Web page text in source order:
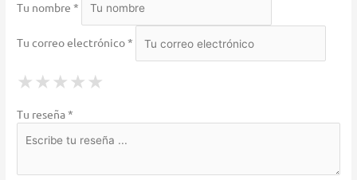
Tu nombre *
Tu correo electrónico *
★ 1 Star
★ ★ 2 Stars
★ ★ ★ 3 Stars
★ ★ ★ ★ 4 Stars
★ ★ ★ ★ ★
Tu reseña *